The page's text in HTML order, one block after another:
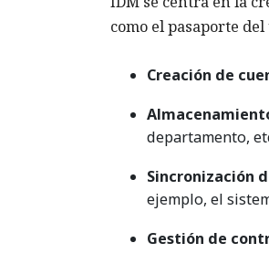
como el pasaporte
Creación de
departamento,
Sincronización
ejemplo, el
Gestión de